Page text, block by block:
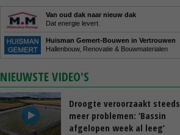
Van oud dak naar nieuw dak
Dat energie levert.
Huisman Gemert-Bouwen in Vertrouwen
Hallenbouw, Renovatie & Bouwmaterialen
NIEUWSTE VIDEO'S
Droogte veroorzaakt steeds
meer problemen: ‘Bassin
afgelopen week al leeg’